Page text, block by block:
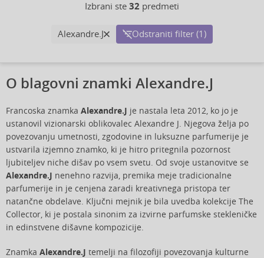
Izbrani ste 32 predmeti
Alexandre.J Odstraniti filter (1)
O blagovni znamki Alexandre.J
Francoska znamka Alexandre.J je nastala leta 2012, ko jo je
ustanovil vizionarski oblikovalec Alexandre J. Njegova želja po
povezovanju umetnosti, zgodovine in luksuzne parfumerije je
ustvarila izjemno znamko, ki je hitro pritegnila pozornost
ljubiteljev niche dišav po vsem svetu. Od svoje ustanovitve se
Alexandre.J nenehno razvija, premika meje tradicionalne
parfumerije in je cenjena zaradi kreativnega pristopa ter
natančne obdelave. Ključni mejnik je bila uvedba kolekcije The
Collector, ki je postala sinonim za izvirne parfumske stekleničke
in edinstvene dišavne kompozicije.
Znamka Alexandre.J temelji na filozofiji povezovanja kulturne